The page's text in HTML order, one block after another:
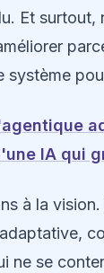
Et surtout,
système
IA qui
à la
ne se